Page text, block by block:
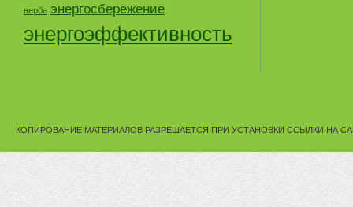
верба энергосбережение
энергоэффективность
КОПИРОВАНИЕ МАТЕРИАЛОВ РАЗРЕШАЕТСЯ ПРИ УСТАНОВКИ ССЫЛКИ НА САЙТ